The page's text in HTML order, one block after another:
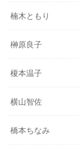
楠木ともり
榊原良子
榎本温子
横山智佐
橋本ちなみ